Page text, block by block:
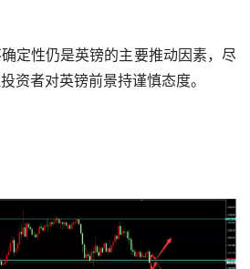
定性仍是英镑的主要推动因素，尽
资者对英镑前景持谨慎态度。